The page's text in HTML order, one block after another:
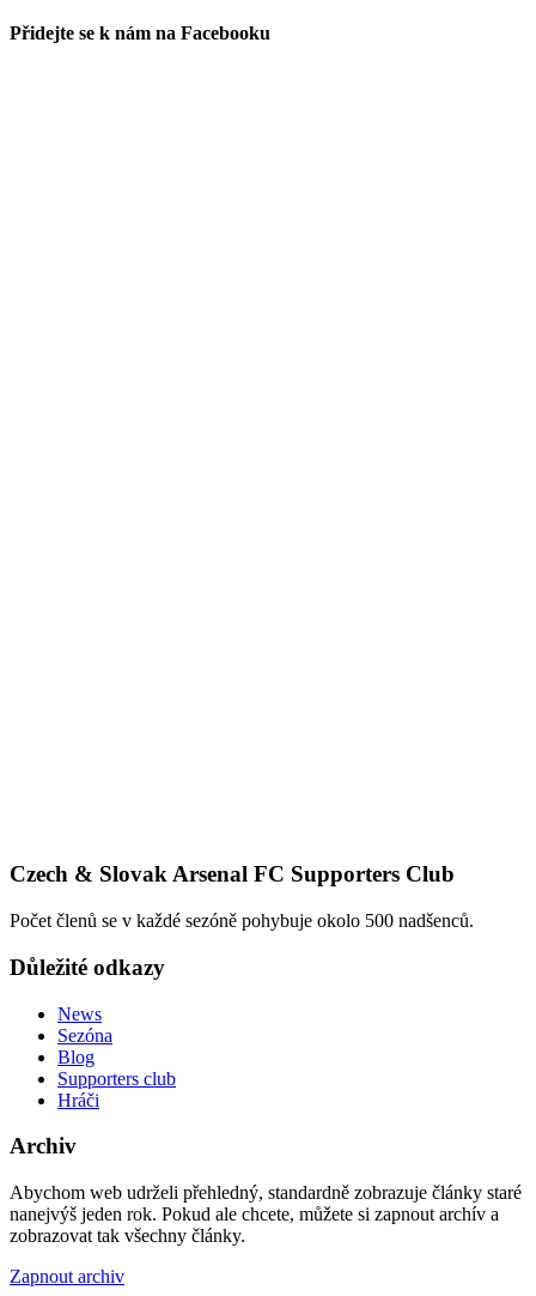
Přidejte se k nám na Facebooku
Czech & Slovak Arsenal FC Supporters Club
Počet členů se v každé sezóně pohybuje okolo 500 nadšenců.
Důležité odkazy
News
Sezóna
Blog
Supporters club
Hráči
Archiv
Abychom web udrželi přehledný, standardně zobrazuje články staré
nanejvýš jeden rok. Pokud ale chcete, můžete si zapnout archív a
zobrazovat tak všechny články.
Zapnout archiv